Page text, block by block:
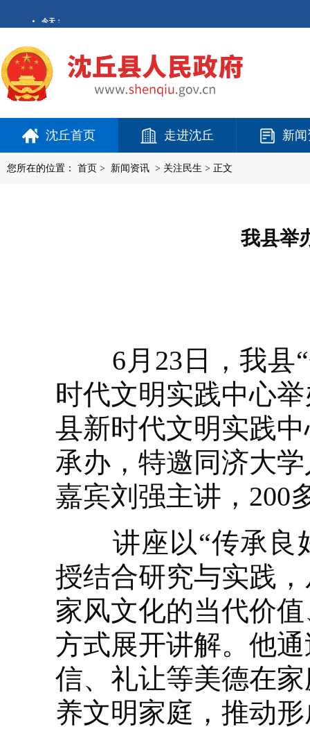
沈丘首页 走进沈丘 新
您所在的位置： 首页 > 新闻资讯 > 关注民生 > 正文
我县举
6月23日，我县“
时代文明实践中心
县新时代文明实践
承办，特邀同济大
嘉宾刘强主讲，200
讲座以“传承良好
授结合研究与实践
家风文化的当代价
方式展开讲解。他
信、礼让等美德在
养文明家庭，推动